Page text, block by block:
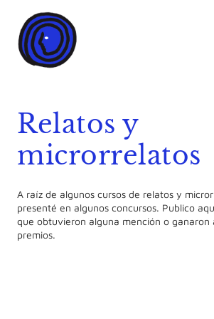
Relatos y
microrrelatos
A raíz de algunos cursos de relatos y
presenté en algunos concursos. Publico
que obtuvieron alguna mención o ganaron
premios.